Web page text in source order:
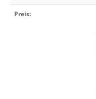
Preis: